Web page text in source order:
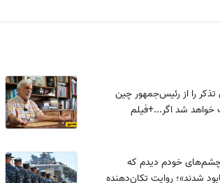
تذکر را از رئیس‌جمهور چین
شد اگر...+فیلم
چشم‌های خودم دیدم که
شدند»؛ روایت تکان‌دهنده